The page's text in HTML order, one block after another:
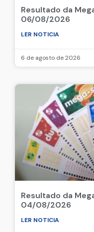
Resultado da
06/08/2026
LER NOTICIA
6 de agosto de 2026
Resultado da
04/08/2026
LER NOTICIA